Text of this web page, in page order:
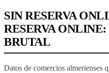
SIN RESERVA
RESERVA
BRUTAL
Datos de comercios almerienses